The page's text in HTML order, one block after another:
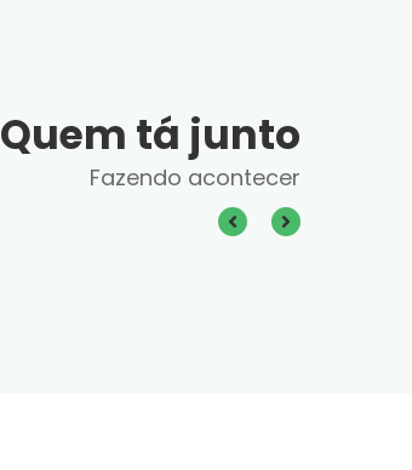
Quem tá junto
Fazendo acontecer